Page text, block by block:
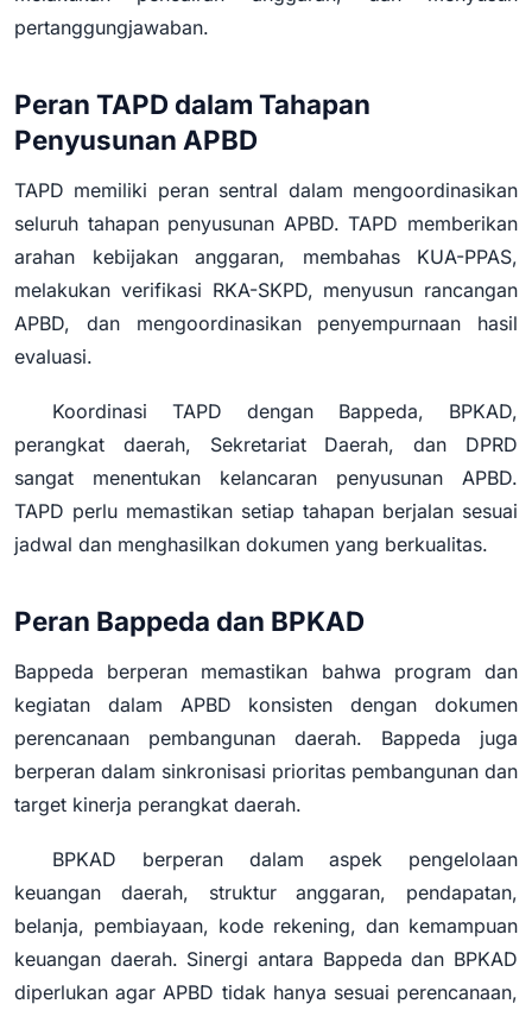
pertanggungjawaban.
Peran TAPD dalam Tahapan
Penyusunan APBD
TAPD memiliki peran sentral dalam mengoordinasikan
seluruh tahapan penyusunan APBD. TAPD memberikan
arahan kebijakan anggaran, membahas KUA-PPAS,
melakukan verifikasi RKA-SKPD, menyusun rancangan
APBD, dan mengoordinasikan penyempurnaan hasil
evaluasi.
Koordinasi TAPD dengan Bappeda, BPKAD,
perangkat daerah, Sekretariat Daerah, dan DPRD
sangat menentukan kelancaran penyusunan APBD.
TAPD perlu memastikan setiap tahapan berjalan sesuai
jadwal dan menghasilkan dokumen yang berkualitas.
Peran Bappeda dan BPKAD
Bappeda berperan memastikan bahwa program dan
kegiatan dalam APBD konsisten dengan dokumen
perencanaan pembangunan daerah. Bappeda juga
berperan dalam sinkronisasi prioritas pembangunan dan
target kinerja perangkat daerah.
BPKAD berperan dalam aspek pengelolaan
keuangan daerah, struktur anggaran, pendapatan,
belanja, pembiayaan, kode rekening, dan kemampuan
keuangan daerah. Sinergi antara Bappeda dan BPKAD
diperlukan agar APBD tidak hanya sesuai perencanaan,